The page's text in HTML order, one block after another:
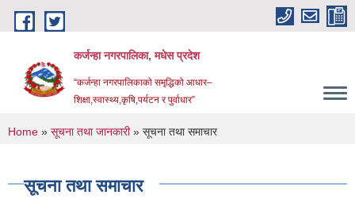
Skip to main content
कर्जन्हा नगरपालिका, मधेस प्रदेश
“कर्जन्हा नगरपालिकाको समृद्धिको आधार–
शिक्षा,स्वास्थ्य,कृषि,पर्यटन र पुर्वाधार”
You are here
Home » सूचना तथा जानकारी» सूचना तथा समाचार
सूचना तथा समाचार